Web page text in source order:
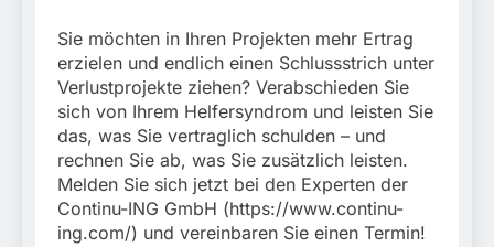
Sie möchten in Ihren Projekten mehr Ertrag
erzielen und endlich einen Schlussstrich unter
Verlustprojekte ziehen? Verabschieden Sie
sich von Ihrem Helfersyndrom und leisten Sie
das, was Sie vertraglich schulden – und
rechnen Sie ab, was Sie zusätzlich leisten.
Melden Sie sich jetzt bei den Experten der
Continu-ING GmbH (https://www.continu-
ing.com/) und vereinbaren Sie einen Termin!